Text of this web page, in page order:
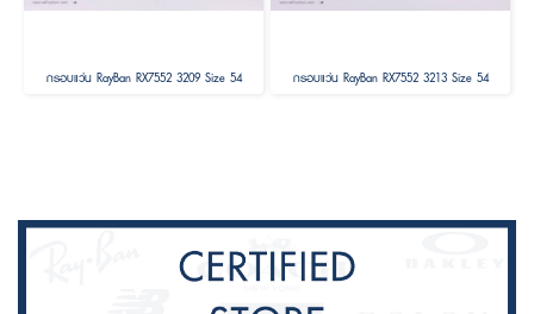
กรอบแว่น RayBan RX7552 3209 Size 54 กรอบแว่น RayBan RX7552 3213 Size 54